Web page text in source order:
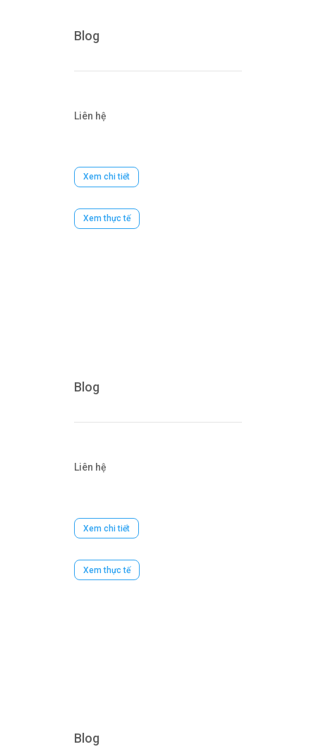
Blog
Liên hệ
Xem chi tiết
Xem thực tế
Blog
Liên hệ
Xem chi tiết
Xem thực tế
Blog